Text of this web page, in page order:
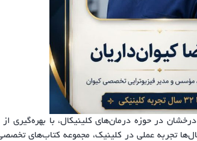
داریان، فیزیوتراپیست متخصص با بیش از ۳۰ سال تجربه درخشان در حوزه
تجربه عملی در کلینیک، مجموعه کتاب‌های